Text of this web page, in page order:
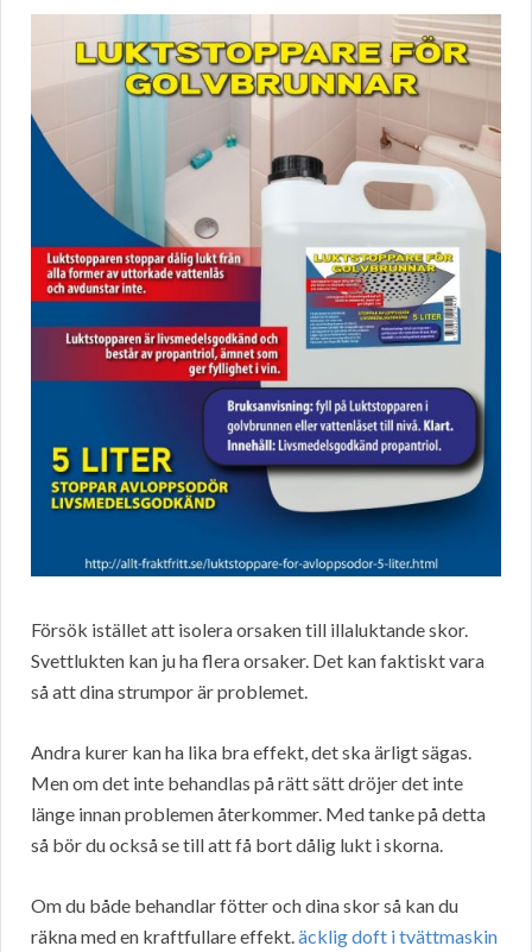
Försök istället att isolera orsaken till illaluktande skor.
Svettlukten kan ju ha flera orsaker. Det kan faktiskt vara
så att dina strumpor är problemet.
Andra kurer kan ha lika bra effekt, det ska ärligt sägas.
Men om det inte behandlas på rätt sätt dröjer det inte
länge innan problemen återkommer. Med tanke på detta
så bör du också se till att få bort dålig lukt i skorna.
Om du både behandlar fötter och dina skor så kan du
räkna med en kraftfullare effekt.äcklig doft i tvättmaskin